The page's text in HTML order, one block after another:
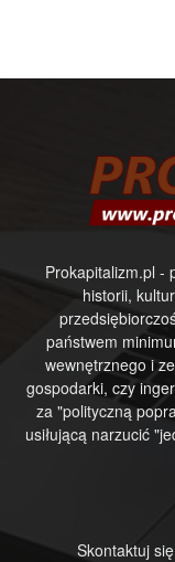
Prokapitalizm.pl -
historii,
państwem
wewnętrznego i
gospodarki, czy
za "polityczną
usiłującą narzucić
Skontaktuj